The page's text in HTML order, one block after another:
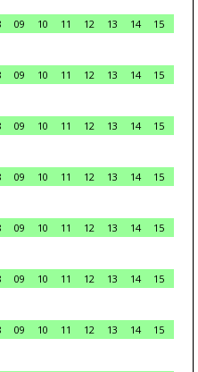
09 10 11 12 13 14
15
09 10 11 12 13 14
15
09 10 11 12 13 14
15
09 10 11 12 13 14
15
09 10 11 12 13 14
15
09 10 11 12 13 14
15
09 10 11 12 13 14
15